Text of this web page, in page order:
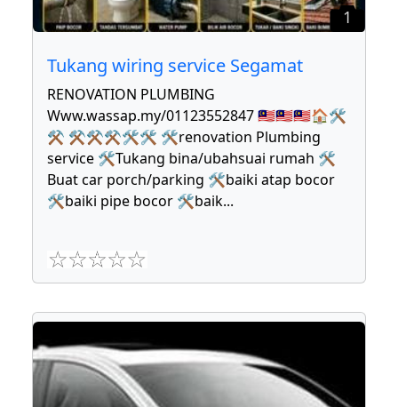
1
Tukang wiring service Segamat
RENOVATION PLUMBING
Www.wassap.my/01123552847 🇲🇾🇲🇾🇲🇾🏠🛠
⚒ ⚒⚒⚒🛠🛠 🛠renovation Plumbing
service 🛠Tukang bina/ubahsuai rumah 🛠
Buat car porch/parking 🛠baiki atap bocor
🛠baiki pipe bocor 🛠baik...